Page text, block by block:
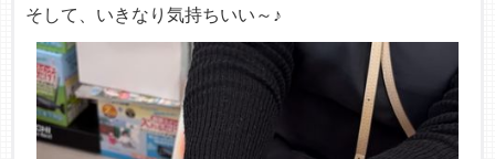
そして、いきなり気持ちいい～♪